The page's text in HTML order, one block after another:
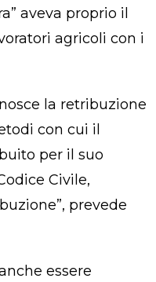
aveva proprio il
agricoli con i
la retribuzione
con cui il
per il suo
Civile,
prevede
essere